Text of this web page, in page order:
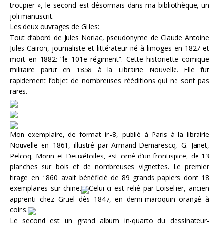
troupier », le second est désormais dans ma bibliothèque, un
joli manuscrit.
Les deux ouvrages de Gilles:
Tout d’abord de Jules Noriac, pseudonyme de Claude Antoine
Jules Cairon, journaliste et littérateur né à limoges en 1827 et
mort en 1882: “le 101e régiment”. Cette historiette comique
militaire parut en 1858 à la Librairie Nouvelle. Elle fut
rapidement l’objet de nombreuses rééditions qui ne sont pas
rares.
Mon exemplaire, de format in-8, publié à Paris à la librairie
Nouvelle en 1861, illustré par Armand-Demarescq, G. Janet,
Pelcoq, Morin et Deuxétoiles, est orné d’un frontispice, de 13
planches sur bois et de nombreuses vignettes. Le premier
tirage en 1860 avait bénéficié de 89 grands papiers dont 18
exemplaires sur chine.
Celui-ci est relié par Loisellier, ancien
apprenti chez Gruel dès 1847, en demi-maroquin orangé à
coins.
Le second est un grand album in-quarto du dessinateur-